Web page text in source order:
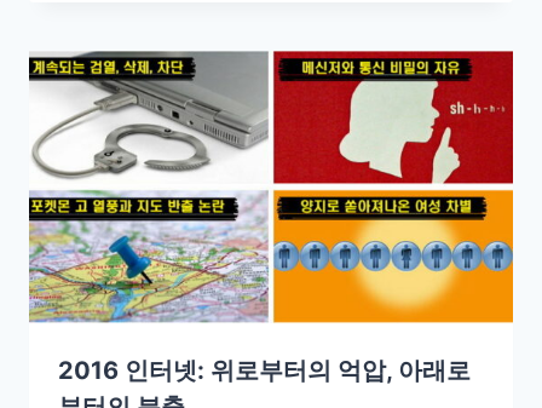
2016 인터넷: 위로부터의 억압, 아래로